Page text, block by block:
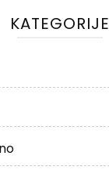
KATEGORIJE